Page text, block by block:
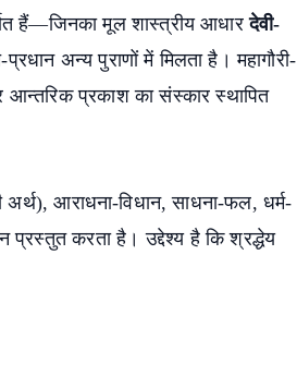
हैं—जिनका मूल शास्त्रीय आधारदेवी-
अन्य पुराणों में मिलता है। महागौरी-
आन्तरिक प्रकाश का संस्कार स्थापित
अर्थ), आराधना-विधान, साधना-फल, धर्म-
प्रस्तुत करता है। उद्देश्य है कि श्रद्धेय